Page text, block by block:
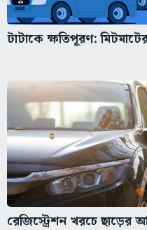
টাটাকে ক্ষতিপূরণ:
রেজিস্ট্রেশন খরচে ছাড়ের